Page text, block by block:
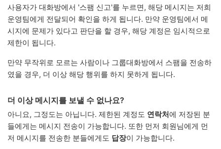
사용자가 대화방에서 '스팸 신고'를 누르면, 해당 메시지는 저희
운영팀에게 전달되어 확인을 하게 됩니다. 만약 운영팀에서 메
시지에 문제가 있다고 판단을 할 경우, 해당 계정은 임시적으로
제한이 됩니다.
만약 무작위로 모르는 사람이나 그룹대화방에서 스팸을 전송하
였을 경우, 더 이상 해당 행위를 하지 못하게 됩니다.
더 이상 메시지를 보낼 수 없나요?
아니요, 그정도는 아닙니다. 제한된 계정도 연락처에 저장된 분
들에게는 메시지 전송이 가능합니다. 또한 먼저 회원님에게 먼
저 메시지를 전송한 분들에게도 답장이 가능합니다.